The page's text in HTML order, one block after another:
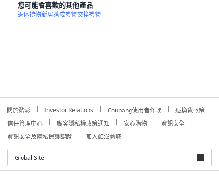
您可能會喜歡的其他產品
退休禮物新居落成禮物交換禮物
關於酷澎 Investor Relations Coupang使用者條款
退換貨政策
信任管理中心
顧客隱私權政策通知 安心購物
資訊安全
資訊安全及隱私保護認證
加入酷澎商城
Global Site